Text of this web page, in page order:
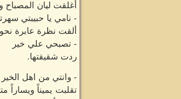
أغلقت ليان المصباح
- نامي يا حبيبتي
ألقت نظرة عابرة
- تصبحي علي خير
ردت شقيقتها.
- وانتي من اهل الخير
تقلبت يميناً